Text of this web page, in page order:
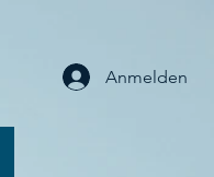
Anmelden